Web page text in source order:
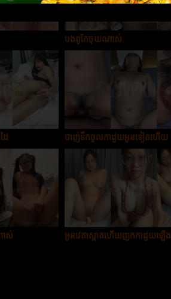
បងពូកែចុយណាស់
ៃ បាញ់ទឹកចូលកាដួយអូនទៀតហើយ
ាស់ អូនវេតាស្អាតហើយញុកកាដួយឡើ